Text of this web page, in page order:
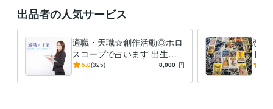
四年制大学
語学力
英語 日常会話レベル
フランス語 日常会話レベル
出品者の人気サービス
適職・天職☆創作活動◎ホロ
スコープで占います 出生チ
ャートでひもとく、あなたの
5.0(325) 8,000 円
恋・
ト
ッセ